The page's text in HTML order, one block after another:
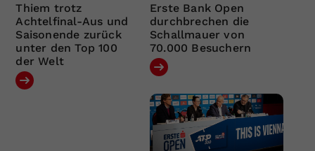
Thiem trotz
Achtelfinal-Aus und
Saisonende zurück
unter den Top 100
der Welt
Erste Bank Open
durchbrechen die
Schallmauer von
70.000 Besuchern